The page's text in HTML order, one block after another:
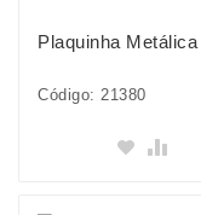
Plaquinha Metálica
Código: 21380